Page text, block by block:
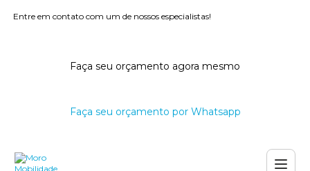
Entre em contato com um de nossos especialistas!
Faça seu orçamento agora mesmo
Faça seu orçamento por Whatsapp